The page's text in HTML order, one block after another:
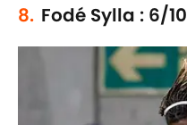
8. Fodé Sylla : 6/10